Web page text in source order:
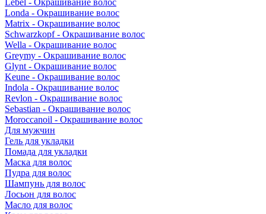
Lebel - Окрашивание волос
Londa - Окрашивание волос
Matrix - Окрашивание волос
Schwarzkopf - Окрашивание волос
Wella - Окрашивание волос
Greymy - Окрашивание волос
Glynt - Окрашивание волос
Keune - Окрашивание волос
Indola - Окрашивание волос
Revlon - Окрашивание волос
Sebastian - Окрашивание волос
Moroccanoil - Окрашивание волос
Для мужчин
Гель для укладки
Помада для укладки
Маска для волос
Пудра для волос
Шампунь для волос
Лосьон для волос
Масло для волос